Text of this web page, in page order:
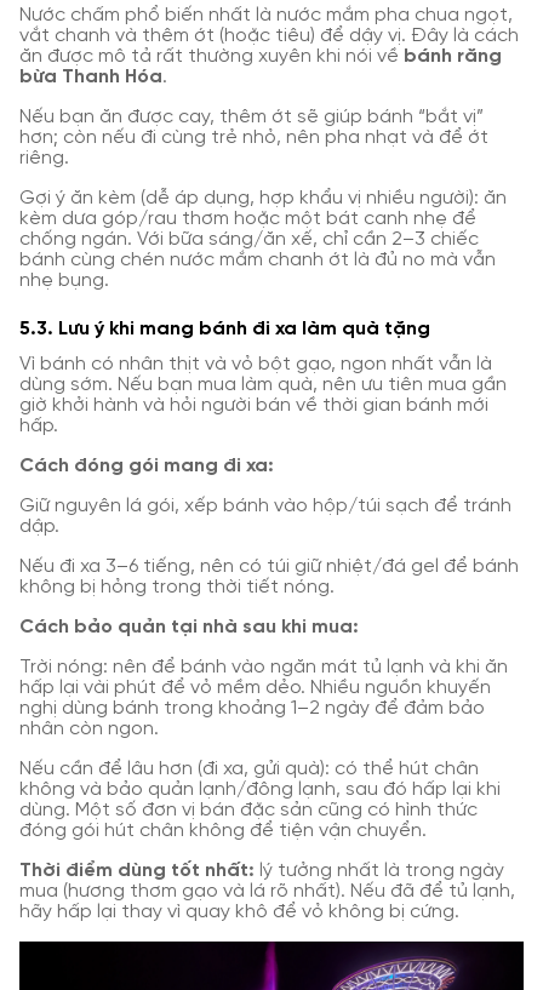
Nước chấm phổ biến nhất là nước mắm pha chua ngọt,
vắt chanh và thêm ớt (hoặc tiêu) để dậy vị. Đây là cách
ăn được mô tả rất thường xuyên khi nói về bánh răng
bừa Thanh Hóa.
Nếu bạn ăn được cay, thêm ớt sẽ giúp bánh “bắt vị”
hơn; còn nếu đi cùng trẻ nhỏ, nên pha nhạt và để ớt
riêng.
Gợi ý ăn kèm (dễ áp dụng, hợp khẩu vị nhiều người): ăn
kèm dưa góp/rau thơm hoặc một bát canh nhẹ để
chống ngán. Với bữa sáng/ăn xế, chỉ cần 2–3 chiếc
bánh cùng chén nước mắm chanh ớt là đủ no mà vẫn
nhẹ bụng.
5.3. Lưu ý khi mang bánh đi xa làm quà tặng
Vì bánh có nhân thịt và vỏ bột gạo, ngon nhất vẫn là
dùng sớm. Nếu bạn mua làm quà, nên ưu tiên mua gần
giờ khởi hành và hỏi người bán về thời gian bánh mới
hấp.
Cách đóng gói mang đi xa:
Giữ nguyên lá gói, xếp bánh vào hộp/túi sạch để tránh
dập.
Nếu đi xa 3–6 tiếng, nên có túi giữ nhiệt/đá gel để bánh
không bị hỏng trong thời tiết nóng.
Cách bảo quản tại nhà sau khi mua:
Trời nóng: nên để bánh vào ngăn mát tủ lạnh và khi ăn
hấp lại vài phút để vỏ mềm dẻo. Nhiều nguồn khuyến
nghị dùng bánh trong khoảng 1–2 ngày để đảm bảo
nhân còn ngon.
Nếu cần để lâu hơn (đi xa, gửi quà): có thể hút chân
không và bảo quản lạnh/đông lạnh, sau đó hấp lại khi
dùng. Một số đơn vị bán đặc sản cũng có hình thức
đóng gói hút chân không để tiện vận chuyển.
Thời điểm dùng tốt nhất: lý tưởng nhất là trong ngày
mua (hương thơm gạo và lá rõ nhất). Nếu đã để tủ lạnh,
hãy hấp lại thay vì quay khô để vỏ không bị cứng.